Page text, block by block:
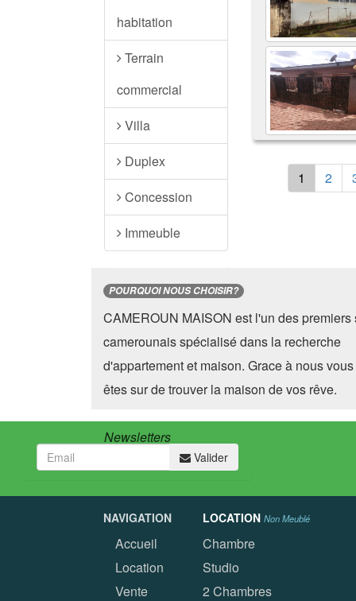
habitation
Terrain
commercial
Villa
Duplex
Concession
Immeuble
1 2
POURQUOI NOUS CHOISIR?
CAMEROUN MAISON est l'un des premiers
camerounais spécialisé dans la recherche
d'appartement et maison. Grace à nous vous
êtes sur de trouver la maison de vos rêve.
Newsletters
Valider
NAVIGATION
Accueil
Location
Vente
LOCATION Non Meublé
Chambre
Studio
2 Chambres